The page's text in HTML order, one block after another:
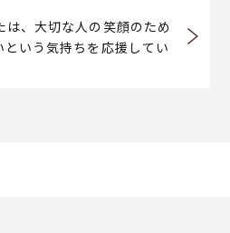
、大切な人の笑顔のため
いう気持ちを応援してい